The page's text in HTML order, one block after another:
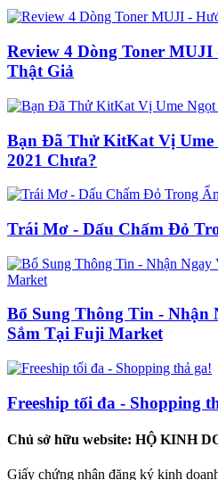
Review 4 Dòng Toner
Thật Giả
Bạn Đã Thử KitKat Vị Ume
2021 Chưa?
Trái Mơ - Dấu Chấm Đỏ
Bổ Sung Thông Tin - Nhận
Sắm Tại Fuji Market
Freeship tối đa - Shopping
Chủ sở hữu website: HỘ KINH
Giấy chứng nhận đăng ký kinh